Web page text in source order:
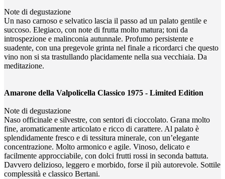
Note di degustazione
Un naso carnoso e selvatico lascia il passo ad un palato gentile e
succoso. Elegiaco, con note di frutta molto matura; toni da
introspezione e malinconia autunnale. Profumo persistente e
suadente, con una pregevole grinta nel finale a ricordarci che questo
vino non si sta trastullando placidamente nella sua vecchiaia. Da
meditazione.
Amarone della Valpolicella Classico 1975 - Limited Edition
Note di degustazione
Naso officinale e silvestre, con sentori di cioccolato. Grana molto
fine, aromaticamente articolato e ricco di carattere. Al palato è
splendidamente fresco e di tessitura minerale, con un’elegante
concentrazione. Molto armonico e agile. Vinoso, delicato e
facilmente approcciabile, con dolci frutti rossi in seconda battuta.
Davvero delizioso, leggero e morbido, forse il più autorevole. Sottile
complessità e classico Bertani.